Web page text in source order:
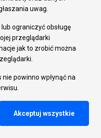
interwencję
w miejscu publicznym
uwag.
ograniczyć obsługę
przeglądarki
jak to zrobić można
nie powinno wpłynąć na
Akceptuj wszystkie